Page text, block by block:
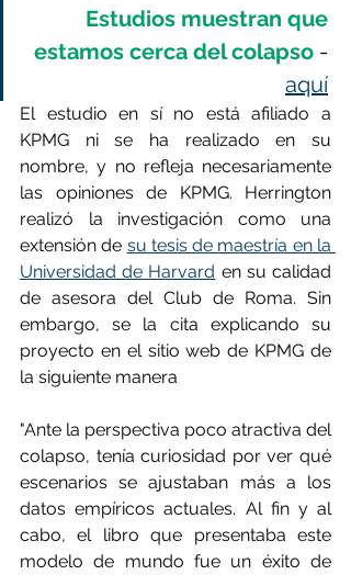
Estudios muestran que
estamos cerca del colapso -
aquí
El estudio en sí no está afiliado a
KPMG ni se ha realizado en su
nombre, y no refleja necesariamente
las opiniones de KPMG. Herrington
realizó la investigación como una
extensión de su tesis de maestría en la
Universidad de Harvard en su calidad
de asesora del Club de Roma. Sin
embargo, se la cita explicando su
proyecto en el sitio web de KPMG de
la siguiente manera
"Ante la perspectiva poco atractiva del
colapso, tenía curiosidad por ver qué
escenarios se ajustaban más a los
datos empíricos actuales. Al fin y al
cabo, el libro que presentaba este
modelo de mundo fue un éxito de